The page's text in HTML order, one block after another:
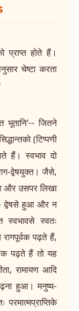
प्राप्त होते हैं।
चेष्टा करता
भूतानि'-- जितने
(टिप्पणी
हैं। स्वभाव दो
द्वेषयुक्त। जैसे,
और उसपर लिखा
द्वेषसे हुआ और न
स्वभावसे स्वतः
पढ़ते हैं,
पढ़ते हैं तो यह
रामायण आदि
हुआ। मनुष्य-